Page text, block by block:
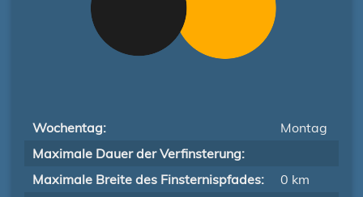
Wochentag:
Montag
Maximale Dauer der Verfinsterung:
Maximale Breite des Finsternispfades:
0 km